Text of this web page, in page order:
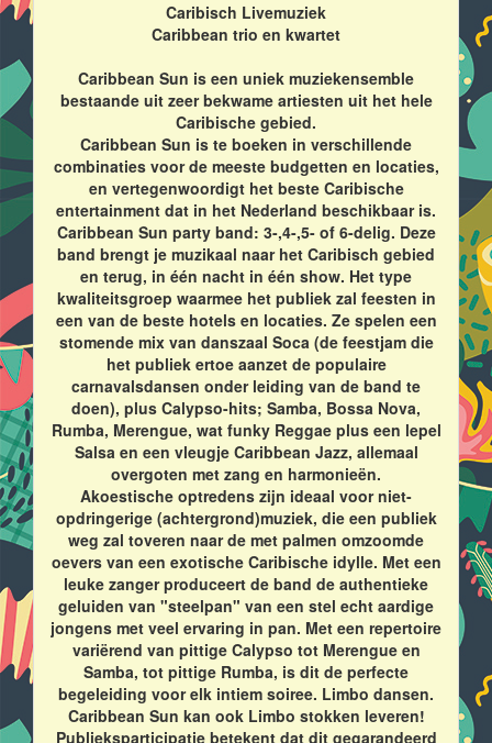
Caribisch Livemuziek
Caribbean trio en kwartet
Caribbean Sun is een uniek muziekensemble
bestaande uit zeer bekwame artiesten uit het hele
Caribische gebied.
Caribbean Sun is te boeken in verschillende
combinaties voor de meeste budgetten en locaties,
en vertegenwoordigt het beste Caribische
entertainment dat in het Nederland beschikbaar is.
Caribbean Sun party band: 3-,4-,5- of 6-delig. Deze
band brengt je muzikaal naar het Caribisch gebied
en terug, in één nacht in één show. Het type
kwaliteitsgroep waarmee het publiek zal feesten in
een van de beste hotels en locaties. Ze spelen een
stomende mix van danszaal Soca (de feestjam die
het publiek ertoe aanzet de populaire
carnavalsdansen onder leiding van de band te
doen), plus Calypso-hits; Samba, Bossa Nova,
Rumba, Merengue, wat funky Reggae plus een lepel
Salsa en een vleugje Caribbean Jazz, allemaal
overgoten met zang en harmonieën.
Akoestische optredens zijn ideaal voor niet-
opdringerige (achtergrond)muziek, die een publiek
weg zal toveren naar de met palmen omzoomde
oevers van een exotische Caribische idylle. Met een
leuke zanger produceert de band de authentieke
geluiden van "steelpan" van een stel echt aardige
jongens met veel ervaring in pan. Met een repertoire
variërend van pittige Calypso tot Merengue en
Samba, tot pittige Rumba, is dit de perfecte
begeleiding voor elk intiem soiree. Limbo dansen.
Caribbean Sun kan ook Limbo stokken leveren!
Publieksparticipatie betekent dat dit gegarandeerd